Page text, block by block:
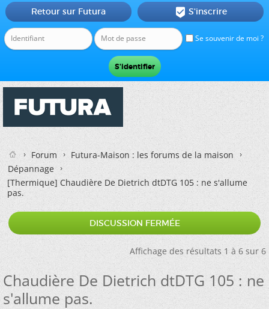
Se souvenir de moi ?
Retour sur Futura  S'inscrire
Forum
Futura-Maison : les forums de la maison
Dépannage
[Thermique]Chaudière De Dietrich dtDTG 105 : ne s'allume
pas.
DISCUSSION FERMÉE
Affichage des résultats 1 à 6 sur 6
Chaudière De Dietrich dtDTG 105 : ne
s'allume pas.